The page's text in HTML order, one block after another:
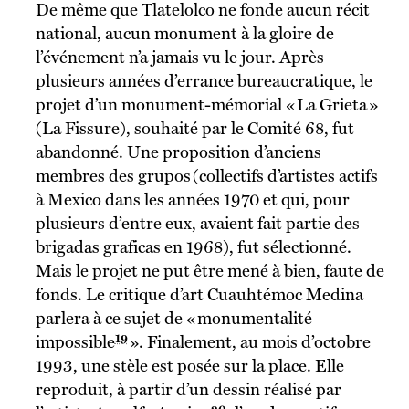
De même que Tlatelolco ne fonde aucun récit
national, aucun monument à la gloire de
l’événement n’a jamais vu le jour. Après
plusieurs années d’errance bureaucratique, le
projet d’un monument-mémorial « La Grieta »
(La Fissure), souhaité par le Comité 68, fut
abandonné. Une proposition d’anciens
membres des grupos (collectifs d’artistes actifs
à Mexico dans les années 1970 et qui, pour
plusieurs d’entre eux, avaient fait partie des
brigadas graficas en 1968), fut sélectionné.
Mais le projet ne put être mené à bien, faute de
fonds. Le critique d’art Cuauhtémoc Medina
parlera à ce sujet de « monumentalité
impossible19». Finalement, au mois d’octobre
1993, une stèle est posée sur la place. Elle
reproduit, à partir d’un dessin réalisé par